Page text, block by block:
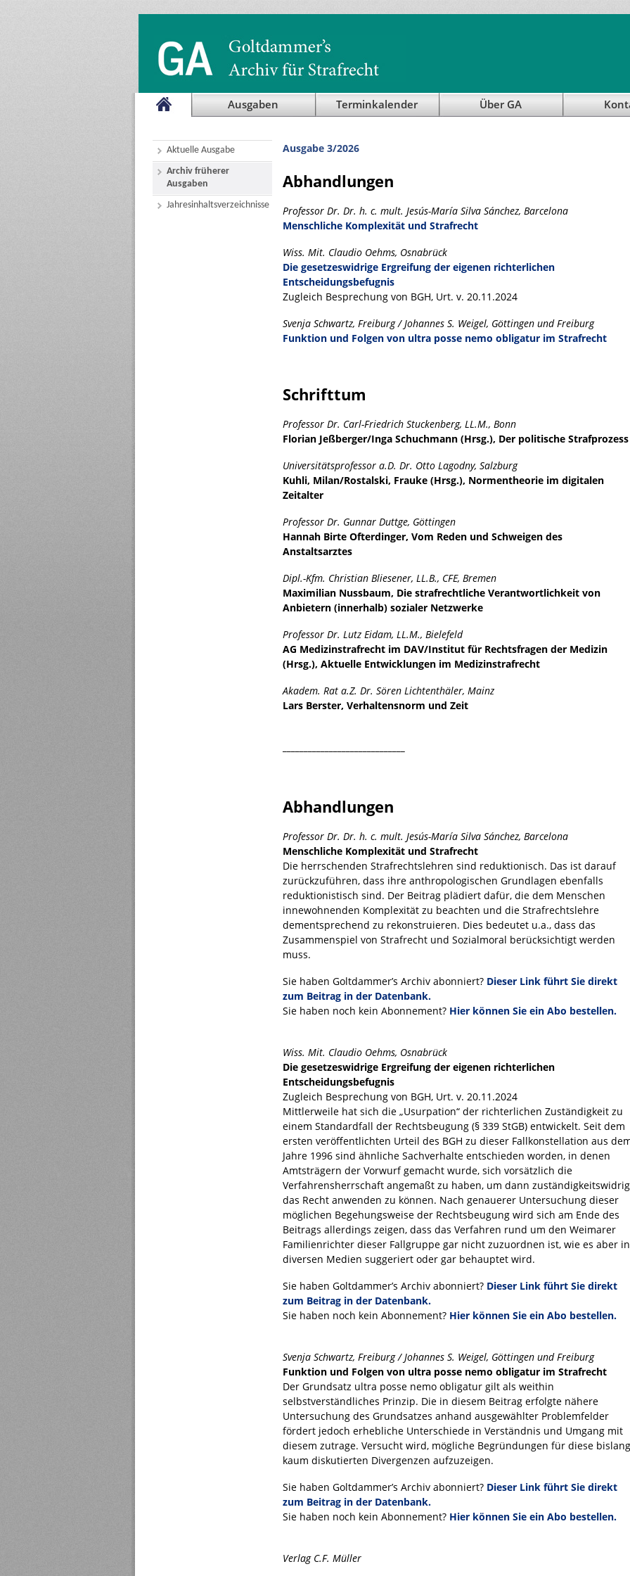
Ausgaben Terminkalender Über GA
Aktuelle Ausgabe
Archiv früherer
Ausgaben
Jahresinhaltsverzeichnisse
Ausgabe 3/2026
Abhandlungen
Professor Dr. Dr. h. c. mult. Jesús-María Silva Sánchez, Barcelona
Menschliche Komplexität und Strafrecht
Wiss. Mit. Claudio Oehms, Osnabrück
Die gesetzeswidrige Ergreifung der eigenen richterlichen
Entscheidungsbefugnis
Zugleich Besprechung von BGH, Urt. v. 20.11.2024
Svenja Schwartz, Freiburg / Johannes S. Weigel, Göttingen und Freiburg
Funktion und Folgen von ultra posse nemo obligatur im Strafrecht
Schrifttum
Professor Dr. Carl-Friedrich Stuckenberg, LL.M., Bonn
Florian Jeßberger/Inga Schuchmann (Hrsg.), Der politische Strafprozess
Universitätsprofessor a.D. Dr. Otto Lagodny, Salzburg
Kuhli, Milan/Rostalski, Frauke (Hrsg.), Normentheorie im digitalen
Zeitalter
Professor Dr. Gunnar Duttge, Göttingen
Hannah Birte Ofterdinger, Vom Reden und Schweigen des
Anstaltsarztes
Dipl.-Kfm. Christian Bliesener, LL.B., CFE, Bremen
Maximilian Nussbaum, Die strafrechtliche Verantwortlichkeit von
Anbietern (innerhalb) sozialer Netzwerke
Professor Dr. Lutz Eidam, LL.M., Bielefeld
AG Medizinstrafrecht im DAV/Institut für Rechtsfragen der Medizin
(Hrsg.), Aktuelle Entwicklungen im Medizinstrafrecht
Akadem. Rat a.Z. Dr. Sören Lichtenthäler, Mainz
Lars Berster, Verhaltensnorm und Zeit
Abhandlungen
Professor Dr. Dr. h. c. mult. Jesús-María Silva Sánchez, Barcelona
Menschliche Komplexität und Strafrecht
Die herrschenden Strafrechtslehren sind reduktionisch. Das ist darauf
zurückzuführen, dass ihre anthropologischen Grundlagen ebenfalls
reduktionistisch sind. Der Beitrag plädiert dafür, die dem Menschen
innewohnenden Komplexität zu beachten und die Strafrechtslehre
dementsprechend zu rekonstruieren. Dies bedeutet u.a., dass das
Zusammenspiel von Strafrecht und Sozialmoral berücksichtigt werden
muss.
Sie haben Goltdammer’s Archiv abonniert? Dieser Link führt Sie direkt
zum Beitrag in der Datenbank.
Sie haben noch kein Abonnement? Hier können Sie ein Abo bestellen.
Wiss. Mit. Claudio Oehms, Osnabrück
Die gesetzeswidrige Ergreifung der eigenen richterlichen
Entscheidungsbefugnis
Zugleich Besprechung von BGH, Urt. v. 20.11.2024
Mittlerweile hat sich die „Usurpation“ der richterlichen Zuständigkeit zu
einem Standardfall der Rechtsbeugung (§ 339 StGB) entwickelt. Seit dem
ersten veröffentlichten Urteil des BGH zu dieser Fallkonstellation aus
Jahre 1996 sind ähnliche Sachverhalte entschieden worden, in denen
Amtsträgern der Vorwurf gemacht wurde, sich vorsätzlich die
Verfahrensherrschaft angemaßt zu haben, um dann zuständigkeitswidrig
das Recht anwenden zu können. Nach genauerer Untersuchung dieser
möglichen Begehungsweise der Rechtsbeugung wird sich am Ende des
Beitrags allerdings zeigen, dass das Verfahren rund um den Weimarer
Familienrichter dieser Fallgruppe gar nicht zuzuordnen ist, wie es aber in
diversen Medien suggeriert oder gar behauptet wird.
Sie haben Goltdammer’s Archiv abonniert? Dieser Link führt Sie direkt
zum Beitrag in der Datenbank.
Sie haben noch kein Abonnement? Hier können Sie ein Abo bestellen.
Svenja Schwartz, Freiburg / Johannes S. Weigel, Göttingen und Freiburg
Funktion und Folgen von ultra posse nemo obligatur im Strafrecht
Der Grundsatz ultra posse nemo obligatur gilt als weithin
selbstverständliches Prinzip. Die in diesem Beitrag erfolgte nähere
Untersuchung des Grundsatzes anhand ausgewählter Problemfelder
fördert jedoch erhebliche Unterschiede in Verständnis und Umgang mit
diesem zutrage. Versucht wird, mögliche Begründungen für diese bislang
kaum diskutierten Divergenzen aufzuzeigen.
Sie haben Goltdammer’s Archiv abonniert? Dieser Link führt Sie direkt
zum Beitrag in der Datenbank.
Sie haben noch kein Abonnement? Hier können Sie ein Abo bestellen.
Verlag C.F. Müller